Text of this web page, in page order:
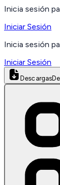
Inicia sesión
Iniciar Sesión
Inicia sesión
Iniciar Sesión
Descargas